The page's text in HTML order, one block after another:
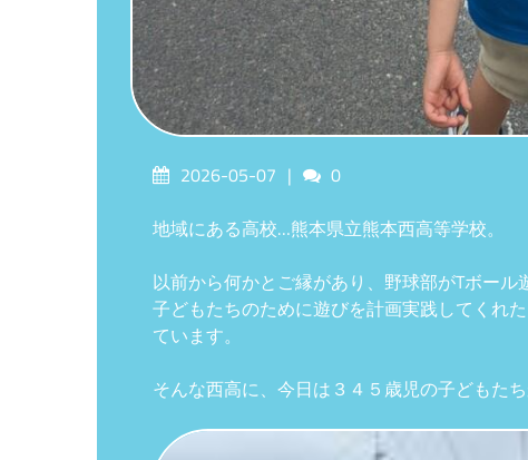
Posted2026-05-07 Comments
0
地域にある高校…熊本県立熊本西高等学校。
以前から何かとご縁があり、野球部がTボー
子どもたちのために遊びを計画実践してくれ
ています。
そんな西高に、今日は３４５歳児の子どもた